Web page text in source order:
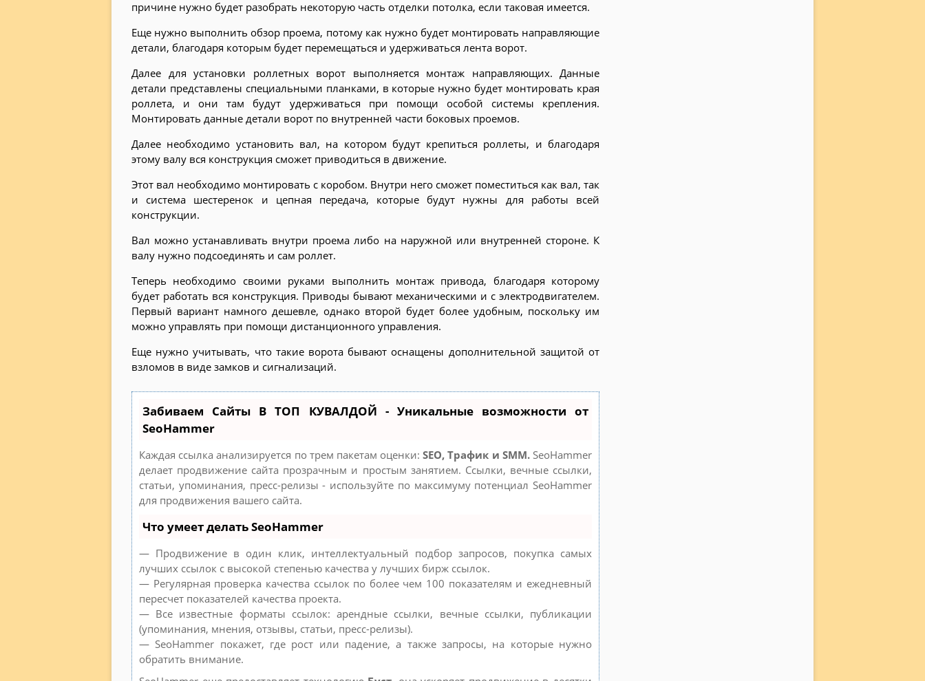
причине нужно будет разобрать некоторую часть отделки потолка, если таковая имеется.
Еще нужно выполнить обзор проема, потому как нужно будет монтировать направляющие
детали, благодаря которым будет перемещаться и удерживаться лента ворот.
Далее для установки роллетных ворот выполняется монтаж направляющих. Данные
детали представлены специальными планками, в которые нужно будет монтировать края
роллета, и они там будут удерживаться при помощи особой системы крепления.
Монтировать данные детали ворот по внутренней части боковых проемов.
Далее необходимо установить вал, на котором будут крепиться роллеты, и благодаря
этому валу вся конструкция сможет приводиться в движение.
Этот вал необходимо монтировать с коробом. Внутри него сможет поместиться как вал, так
и система шестеренок и цепная передача, которые будут нужны для работы всей
конструкции.
Вал можно устанавливать внутри проема либо на наружной или внутренней стороне. К
валу нужно подсоединять и сам роллет.
Теперь необходимо своими руками выполнить монтаж привода, благодаря которому
будет работать вся конструкция. Приводы бывают механическими и с электродвигателем.
Первый вариант намного дешевле, однако второй будет более удобным, поскольку им
можно управлять при помощи дистанционного управления.
Еще нужно учитывать, что такие ворота бывают оснащены дополнительной защитой от
взломов в виде замков и сигнализаций.
Забиваем Сайты В ТОП КУВАЛДОЙ - Уникальные возможности от
SeoHammer
Каждая ссылка анализируется по трем пакетам оценки:SEO, Трафик и SMM.SeoHammer
делает продвижение сайта прозрачным и простым занятием. Ссылки, вечные ссылки,
статьи, упоминания, пресс-релизы - используйте по максимуму потенциал SeoHammer
для продвижения вашего сайта.
Что умеет делать SeoHammer
— Продвижение в один клик, интеллектуальный подбор запросов, покупка самых
лучших ссылок с высокой степенью качества у лучших бирж ссылок.
— Регулярная проверка качества ссылок по более чем 100 показателям и ежедневный
пересчет показателей качества проекта.
— Все известные форматы ссылок: арендные ссылки, вечные ссылки, публикации
(упоминания, мнения, отзывы, статьи, пресс-релизы).
— SeoHammer покажет, где рост или падение, а также запросы, на которые нужно
обратить внимание.